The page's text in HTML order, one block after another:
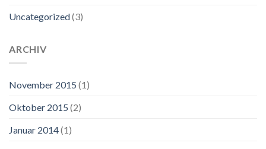
Uncategorized(3)
ARCHIV
November 2015 (1)
Oktober 2015 (2)
Januar 2014(1)